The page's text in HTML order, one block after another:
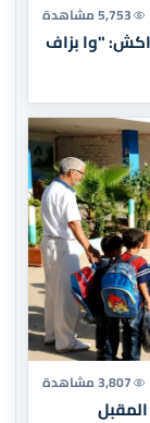
5,753 مشاهدة
"وا بزاف
3,807 مشاهدة